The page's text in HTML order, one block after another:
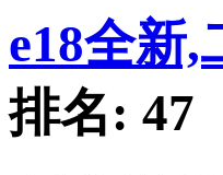
e18全新
排名: 47